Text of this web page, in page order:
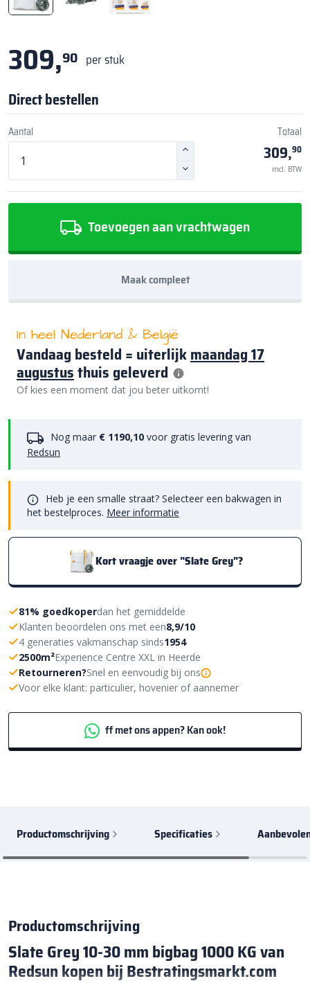
309,90 per stuk
Direct bestellen
Aantal Totaal
309,90
incl. BTW
Toevoegen aan vrachtwagen
Maak compleet
In heel Nederland & België
Vandaag besteld = uiterlijkmaandag 17
augustusthuis geleverd
Of kies een moment dat jou beter uitkomt!
Nog maar € 1190,10 voor gratis levering van
Redsun
Heb je een smalle straat? Selecteer een bakwagen in
het bestelproces. Meer informatie
Kort vraagje over "Slate Grey"?
81% goedkoperdan het gemiddelde
Klanten beoordelen ons met een8,9/10
4 generaties vakmanschap sinds1954
2500m²Experience Centre XXL in Heerde
Retourneren?Snel en eenvoudig bij ons
Voor elke klant: particulier, hovenier of aannemer
ff met ons appen? Kan ook!
Productomschrijving Specificaties
Productomschrijving
Slate Grey 10-30 mm bigbag 1000 KG van
Redsun kopen bij Bestratingsmarkt.com